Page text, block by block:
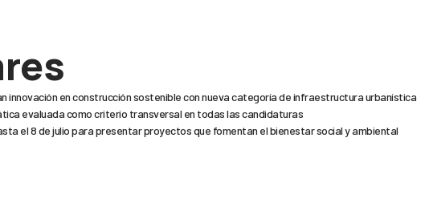
innovación en construcción sostenible con nueva categoría de infraestructura urbanística
evaluada como criterio transversal en todas las candidaturas
el 8 de julio para presentar proyectos que fomentan el bienestar social y ambiental